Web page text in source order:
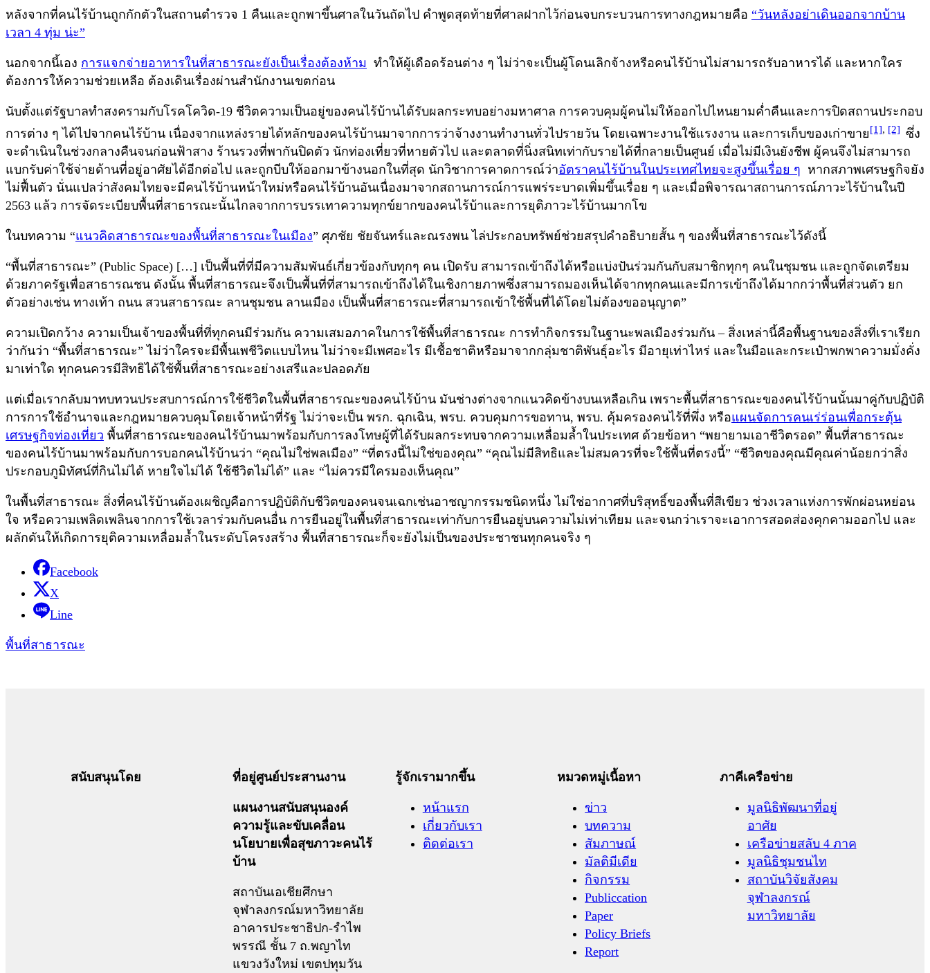
หลังจากที่คนไร้บ้านถูกกักตัวในสถานตำรวจ 1 คืนและถูกพาขึ้นศาลในวันถัดไป คำพูดสุดท้ายที่ศาลฝากไว้ก่อนจบกระบวนการทางกฎหมายคือ “วันหลังอย่าเดินออกจากบ้าน
เวลา 4 ทุ่ม น่ะ”
นอกจากนี้เอง การแจกจ่ายอาหารในที่สาธารณะยังเป็นเรื่องต้องห้าม ทำให้ผู้เดือดร้อนต่าง ๆ ไม่ว่าจะเป็นผู้โดนเลิกจ้างหรือคนไร้บ้านไม่สามารถรับอาหารได้ และหากใคร
ต้องการให้ความช่วยเหลือ ต้องเดินเรื่องผ่านสำนักงานเขตก่อน
นับตั้งแต่รัฐบาลทำสงครามกับโรคโควิด-19 ชีวิตความเป็นอยู่ของคนไร้บ้านได้รับผลกระทบอย่างมหาศาล การควบคุมผู้คนไม่ให้ออกไปไหนยามค่ำคืนและการปิดสถานประกอบ
การต่าง ๆ ได้ไปจากคนไร้บ้าน เนื่องจากแหล่งรายได้หลักของคนไร้บ้านมาจากการว่าจ้างงานทำงานทั่วไปรายวัน โดยเฉพาะงานใช้แรงงาน และการเก็บของเก่าขาย[1], [2] ซึ่ง
จะดำเนินในช่วงกลางคืนจนก่อนฟ้าสาง ร้านรวงที่พากันปิดตัว นักท่องเที่ยวที่หายตัวไป และตลาดที่นิ่งสนิทเท่ากับรายได้ที่กลายเป็นศูนย์ เมื่อไม่มีเงินยังชีพ ผู้คนจึงไม่สามารถ
แบกรับค่าใช้จ่ายด้านที่อยู่อาศัยได้อีกต่อไป และถูกบีบให้ออกมาข้างนอกในที่สุด นักวิชาการคาดการณ์ว่าอัตราคนไร้บ้านในประเทศไทยจะสูงขึ้นเรื่อย ๆ หากสภาพเศรษฐกิจยัง
ไม่ฟื้นตัว นั่นแปลว่าสังคมไทยจะมีคนไร้บ้านหน้าใหม่หรือคนไร้บ้านอันเนื่องมาจากสถานการณ์การแพร่ระบาดเพิ่มขึ้นเรื่อย ๆ และเมื่อพิจารณาสถานการณ์ภาวะไร้บ้านในปี
2563 แล้ว การจัดระเบียบพื้นที่สาธารณะนั้นไกลจากการบรรเทาความทุกข์ยากของคนไร้บ้าและการยุติภาวะไร้บ้านมากโข
ในบทความ “แนวคิดสาธารณะของพื้นที่สาธารณะในเมือง” ศุภชัย ชัยจันทร์และณรงพน ไล่ประกอบทรัพย์ช่วยสรุปคำอธิบายสั้น ๆ ของพื้นที่สาธารณะไว้ดังนี้
“พื้นที่สาธารณะ” (Public Space) […] เป็นพื้นที่ที่มีความสัมพันธ์เกี่ยวข้องกับทุกๆ คน เปิดรับ สามารถเข้าถึงได้หรือแบ่งปันร่วมกันกับสมาชิกทุกๆ คนในชุมชน และถูกจัดเตรียม
ด้วยภาครัฐเพื่อสาธารณชน ดังนั้น พื้นที่สาธารณะจึงเป็นพื้นที่ที่สามารถเข้าถึงได้ในเชิงกายภาพซึ่งสามารถมองเห็นได้จากทุกคนและมีการเข้าถึงได้มากกว่าพื้นที่ส่วนตัว ยก
ตัวอย่างเช่น ทางเท้า ถนน สวนสาธารณะ ลานชุมชน ลานเมือง เป็นพื้นที่สาธารณะที่สามารถเข้าใช้พื้นที่ได้โดยไม่ต้องขออนุญาต”
ความเปิดกว้าง ความเป็นเจ้าของพื้นที่ที่ทุกคนมีร่วมกัน ความเสมอภาคในการใช้พื้นที่สาธารณะ การทำกิจกรรมในฐานะพลเมืองร่วมกัน – สิ่งเหล่านี้คือพื้นฐานของสิ่งที่เราเรียก
ว่ากันว่า “พื้นที่สาธารณะ” ไม่ว่าใครจะมีพื้นเพชีวิตแบบไหน ไม่ว่าจะมีเพศอะไร มีเชื้อชาติหรือมาจากกลุ่มชาติพันธุ์อะไร มีอายุเท่าไหร่ และในมือและกระเป๋าพกพาความมั่งคั่ง
มาเท่าใด ทุกคนควรมีสิทธิได้ใช้พื้นที่สาธารณะอย่างเสรีและปลอดภัย
แต่เมื่อเรากลับมาทบทวนประสบการณ์การใช้ชีวิตในพื้นที่สาธารณะของคนไร้บ้าน มันช่างต่างจากแนวคิดข้างบนเหลือเกิน เพราะพื้นที่สาธารณะของคนไร้บ้านนั้นมาคู่กับปฏิบัติ
การการใช้อำนาจและกฎหมายควบคุมโดยเจ้าหน้าที่รัฐ ไม่ว่าจะเป็น พรก. ฉุกเฉิน, พรบ. ควบคุมการขอทาน, พรบ. คุ้มครองคนไร้ที่พึ่ง หรือแผนจัดการคนเร่ร่อนเพื่อกระตุ้น
เศรษฐกิจท่องเที่ยว พื้นที่สาธารณะของคนไร้บ้านมาพร้อมกับการลงโทษผู้ที่ได้รับผลกระทบจากความเหลื่อมล้ำในประเทศ ด้วยข้อหา “พยายามเอาชีวิตรอด” พื้นที่สาธารณะ
ของคนไร้บ้านมาพร้อมกับการบอกคนไร้บ้านว่า “คุณไม่ใช่พลเมือง” “ที่ตรงนี้ไม่ใช่ของคุณ” “คุณไม่มีสิทธิและไม่สมควรที่จะใช้พื้นที่ตรงนี้” “ชีวิตของคุณมีคุณค่าน้อยกว่าสิ่ง
ประกอบภูมิทัศน์ที่กินไม่ได้ หายใจไม่ได้ ใช้ชีวิตไม่ได้” และ “ไม่ควรมีใครมองเห็นคุณ”
ในพื้นที่สาธารณะ สิ่งที่คนไร้บ้านต้องเผชิญคือการปฏิบัติกับชีวิตของคนจนเฉกเช่นอาชญากรรมชนิดหนึ่ง ไม่ใช่อากาศที่บริสุทธิ์ของพื้นที่สีเขียว ช่วงเวลาแห่งการพักผ่อนหย่อน
ใจ หรือความเพลิดเพลินจากการใช้เวลาร่วมกับคนอื่น การยืนอยู่ในพื้นที่สาธารณะเท่ากับการยืนอยู่บนความไม่เท่าเทียม และจนกว่าเราจะเอาการสอดส่องคุกคามออกไป และ
ผลักดันให้เกิดการยุติความเหลื่อมล้ำในระดับโครงสร้าง พื้นที่สาธารณะก็จะยังไม่เป็นของประชาชนทุกคนจริง ๆ
Facebook
X
Line
พื้นที่สาธารณะ
สนับสนุนโดย ที่อยู่ศูนย์ประสานงาน
แผนงานสนับสนุนองค์
ความรู้และขับเคลื่อน
นโยบายเพื่อสุขภาวะคนไร้
บ้าน
สถาบันเอเชียศึกษา
จุฬาลงกรณ์มหาวิทยาลัย
อาคารประชาธิปก-รำไพ
พรรณี ชั้น 7 ถ.พญาไท
แขวงวังใหม่ เขตปทุมวัน
รู้จักเรามากขึ้น
หน้าแรก
เกี่ยวกับเรา
ติดต่อเรา
หมวดหมู่เนื้อหา
ข่าว
บทความ
สัมภาษณ์
มัลติมีเดีย
กิจกรรม
Publiccation
Paper
Policy Briefs
Report
ภาคีเครือข่าย
มูลนิธิพัฒนาที่อยู่
อาศัย
เครือข่ายสลับ 4 ภาค
มูลนิธิชุมชนไท
สถาบันวิจัยสังคม
จุฬาลงกรณ์
มหาวิทยาลัย